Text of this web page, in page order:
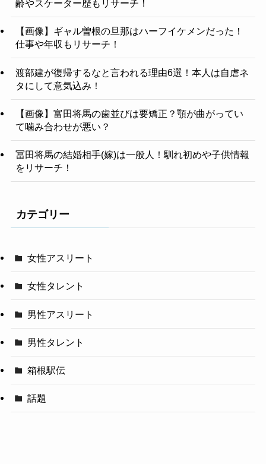
齢やスケーター歴もリサーチ！
【画像】ギャル曽根の旦那はハーフイケメンだった！
仕事や年収もリサーチ！
渡部建が復帰するなと言われる理由6選！本人は自虐ネ
タにして意気込み！
【画像】富田将馬の歯並びは要矯正？顎が曲がってい
て噛み合わせが悪い？
冨田将馬の結婚相手(嫁)は一般人！馴れ初めや子供情報
をリサーチ！
カテゴリー
女性アスリート
女性タレント
男性アスリート
男性タレント
箱根駅伝
話題